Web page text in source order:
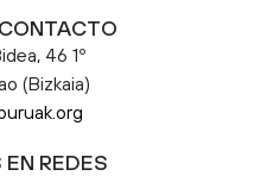
46 1º
(Bizkaia)
REDES